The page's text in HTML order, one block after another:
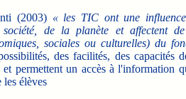
(2003) « les TIC ont une
de la planète et affectent
sociales ou culturelles) du
des facilités, des capacités
et permettent un accès à l'information
élèves